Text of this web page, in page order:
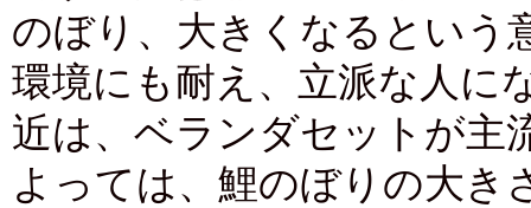
のぼり、大きくなるという
環境にも耐え、立派な人に
近は、ベランダセットが主
よっては、鯉のぼりの大き